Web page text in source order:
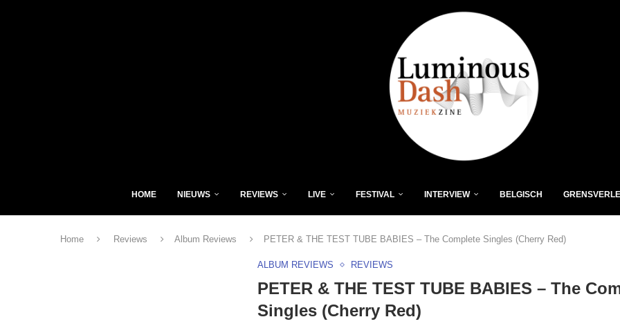
HOME NIEUWS REVIEWS LIVE FESTIVAL INTERVIEW BELGISCH
Home Reviews Album Reviews PETER & THE TEST TUBE BABIES – The Complete Singles (Cherry Red)
ALBUM REVIEWS REVIEWS
PETER & THE TEST TUBE BABIES – The
Singles (Cherry Red)